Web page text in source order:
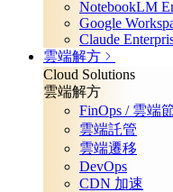
NotebookLM
Google
Claude
雲端解方
Cloud Solutions
雲端解方
FinOps / 雲端
雲端託管
雲端遷移
DevOps
CDN 加速